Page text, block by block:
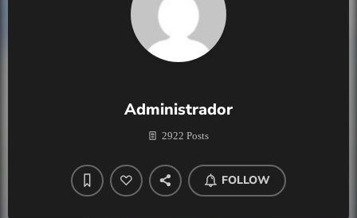
Administrador
2922 Posts
FOLLOW